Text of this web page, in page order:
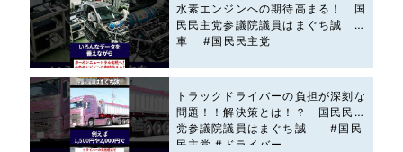
水素エンジンへの期待高まる！ 国
民民主党参議院議員はまぐち誠 #
車 #国民民主党
トラックドライバーの負担が深刻な
問題！！解決策とは！？ 国民民主
党参議院議員はまぐち誠 #国民
民主党 #ドライバー